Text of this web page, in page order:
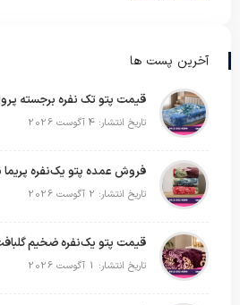
آخرین پست ها
تاریخ انتشار: 4 آگوست 2026
تاریخ انتشار: 2 آگوست 2026
تاریخ انتشار: 1 آگوست 2026